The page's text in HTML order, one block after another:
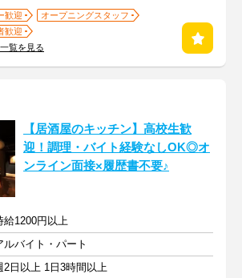
歓迎
オープニングスタッフ
歓迎
覧を見る
【居酒屋のキッチン】高校生歓
迎！調理・バイト経験なしOK◎オ
ンライン面接×履歴書不要♪
給1200円以上
ルバイト・パート
2日以上 1日3時間以上